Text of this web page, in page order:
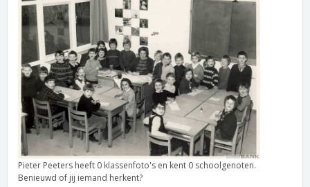
Pieter Peeters heeft 0 klassenfoto's en kent 0 schoolgenoten.
Benieuwd of jij iemand herkent?